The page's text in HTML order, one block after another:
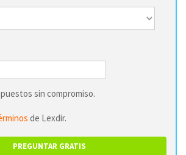
sin compromiso.
de Lexdir.